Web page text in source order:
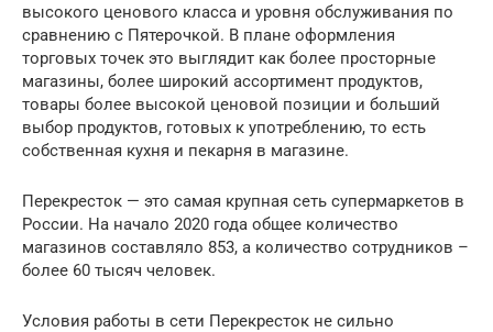
высокого ценового класса и уровня обслуживания по
сравнению с Пятерочкой. В плане оформления
торговых точек это выглядит как более просторные
магазины, более широкий ассортимент продуктов,
товары более высокой ценовой позиции и больший
выбор продуктов, готовых к употреблению, то есть
собственная кухня и пекарня в магазине.
Перекресток — это самая крупная сеть супермаркетов в
России. На начало 2020 года общее количество
магазинов составляло 853, а количество сотрудников –
более 60 тысяч человек.
Условия работы в сети Перекресток не сильно